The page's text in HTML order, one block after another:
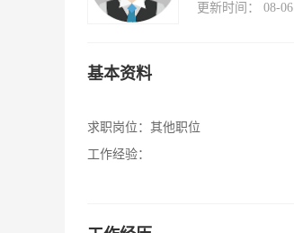
更新时间： 08-06
基本资料
求职岗位： 其他职位
工作经验：